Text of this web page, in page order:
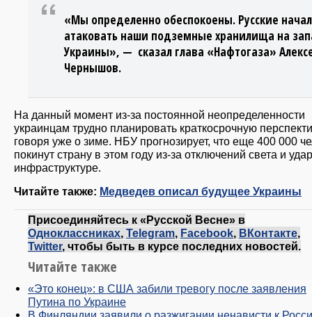
«Мы определенно обеспокоены. Русские
атаковать наши подземные хранилища на
Украины», — сказал глава «Нафтогаза»
Чернышов.
На данный момент из-за постоянной неопределенности
украинцам трудно планировать краткосрочную
говоря уже о зиме. НБУ прогнозирует, что еще 400 000
покинут страну в этом году из-за отключений света и
инфраструктуре.
Читайте также: Медведев описал будущее Украины
Присоединяйтесь к «Русской Весне» в
Одноклассниках Telegram Facebook ВКонтакте
Twitter, чтобы быть в курсе последних новостей.
Читайте также
«Это конец»: в США забили тревогу после заявления
Путина по Украине